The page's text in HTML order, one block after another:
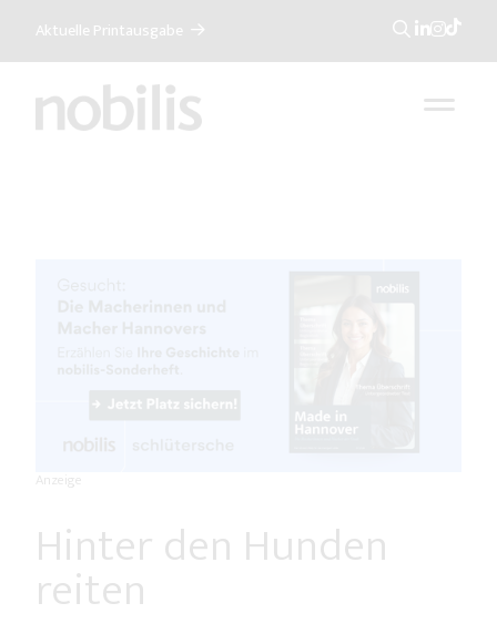
Aktuelle Printausgabe
Suche
Anzeige
Hinter den Hunden
reiten